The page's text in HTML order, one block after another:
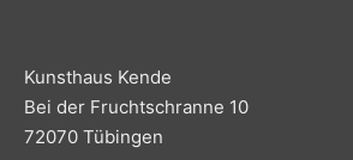
Kunsthaus Kende
Bei der Fruchtschranne 10
72070 Tübingen